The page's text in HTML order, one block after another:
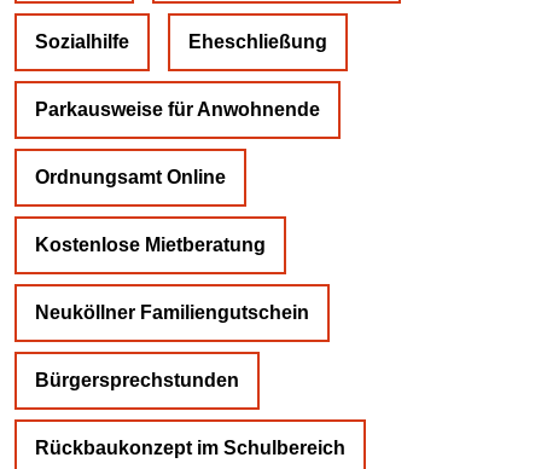
Sozialhilfe Eheschließung
Parkausweise für Anwohnende
Ordnungsamt Online
Kostenlose Mietberatung
Neuköllner Familiengutschein
Bürgersprechstunden
Rückbaukonzept im Schulbereich